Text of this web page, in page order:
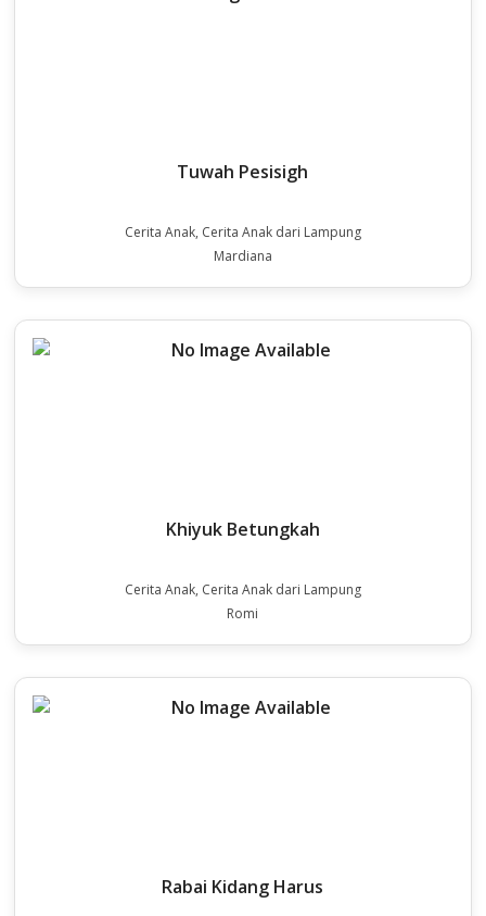
Tuwah Pesisigh
Cerita Anak, Cerita Anak dari Lampung
Mardiana
Khiyuk Betungkah
Cerita Anak, Cerita Anak dari Lampung
Romi
Rabai Kidang Harus